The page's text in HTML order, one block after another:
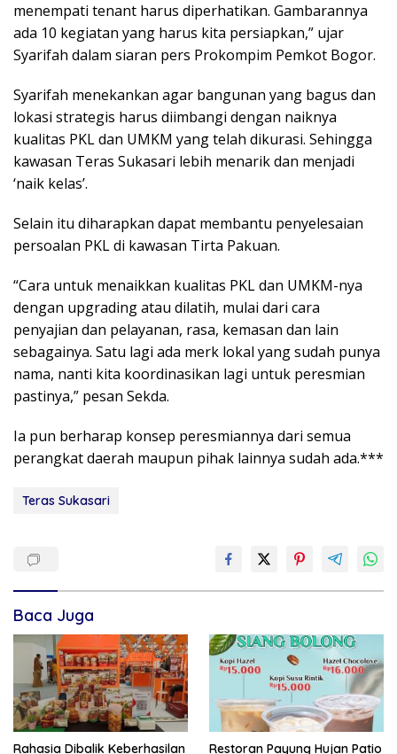
menempati tenant harus diperhatikan. Gambarannya
ada 10 kegiatan yang harus kita persiapkan,” ujar
Syarifah dalam siaran pers Prokompim Pemkot Bogor.
Syarifah menekankan agar bangunan yang bagus dan
lokasi strategis harus diimbangi dengan naiknya
kualitas PKL dan UMKM yang telah dikurasi. Sehingga
kawasan Teras Sukasari lebih menarik dan menjadi
‘naik kelas’.
Selain itu diharapkan dapat membantu penyelesaian
persoalan PKL di kawasan Tirta Pakuan.
“Cara untuk menaikkan kualitas PKL dan UMKM-nya
dengan upgrading atau dilatih, mulai dari cara
penyajian dan pelayanan, rasa, kemasan dan lain
sebagainya. Satu lagi ada merk lokal yang sudah punya
nama, nanti kita koordinasikan lagi untuk peresmian
pastinya,” pesan Sekda.
Ia pun berharap konsep peresmiannya dari semua
perangkat daerah maupun pihak lainnya sudah ada.***
Teras Sukasari
Baca Juga
Rahasia Dibalik Keberhasilan Restoran Payung Hujan Patio